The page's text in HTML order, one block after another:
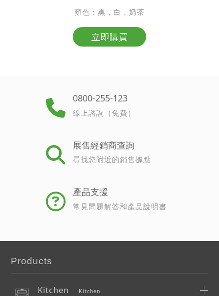
顏色：黑，白，奶茶
立即購買
0800-255-123
線上諮詢（免費）
展售經銷商查詢
尋找您附近的銷售據點
產品支援
常見問題解答和產品說明書
Products
Kitchen Kitchen